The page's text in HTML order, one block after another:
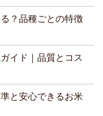
？品種ごとの特徴
イド｜品質とコス
と安心できるお米